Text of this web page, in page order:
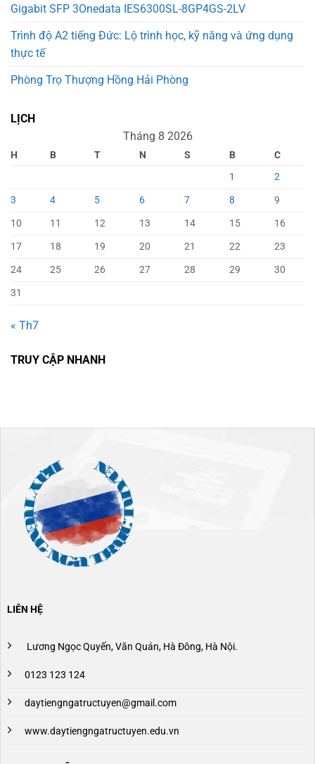
Gigabit SFP 3Onedata IES6300SL-8GP4GS-2LV
Trình độ A2 tiếng Đức: Lộ trình học, kỹ năng và ứng dụng
thực tế
Phòng Trọ Thượng Hồng Hải Phòng
LỊCH
Tháng 8 2026
H B T N S B
C
1
2
3
4 5 6 7 8
9
10
11 12 13 14 15
16
17
18 19 20 21 22
23
24
25 26 27 28 29
30
31
« Th7
TRUY CẬP NHANH
LIÊN HỆ
Lương Ngọc Quyến, Văn Quán, Hà Đông, Hà Nội.
0123 123 124
daytiengngatructuyen@gmail.com
www.daytiengngatructuyen.edu.vn